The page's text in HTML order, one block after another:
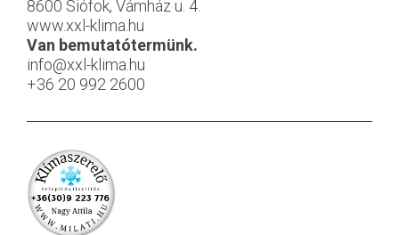
8600 Siófok, Vámház u. 4.
www.xxl-klima.hu
Van bemutatótermünk.
info@xxl-klima.hu
+36 20 992 2600